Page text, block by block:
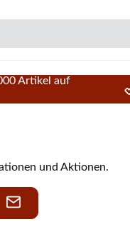
Artikel auf
und Aktionen.